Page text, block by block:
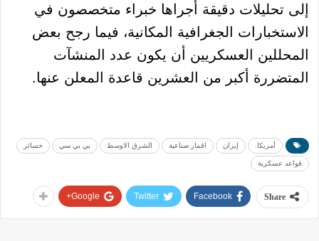
إلى تحليلات دقيقة أجراها خبراء متخصصون في
الاستخبارات الجغرافية المكانية، فيما رجح بعض
المحللين العسكريين أن يكون عدد المنشآت
المتضررة أكبر من العشرين قاعدة المعلن عنها.
أمريكا. إيران اقمار صناعية الشرق الاوسط بي بي سي خسائر
قواعد عسكرية
Share
Facebook
Twitter
Google+